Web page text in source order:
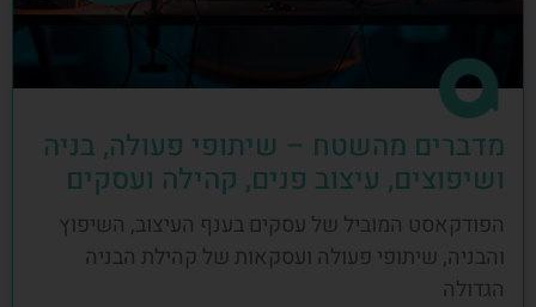
מדברים מהשטח – שיתופי פעולה, בניה
ושיפוצים, עיצוב פנים, קהילה ועסקים
הפודקאסט המוביל של עסקים בענף העיצוב, השיפוץ
והבניה, שיתופי פעולה ועסקאות של קהילת הבניה
הגדולה